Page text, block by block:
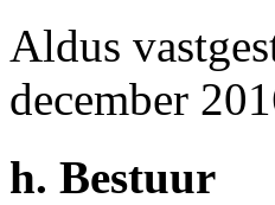
Aldus
december
h. Bestuur